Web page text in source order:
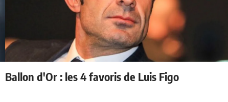
Ballon d'Or : les 4 favoris de Luis Figo